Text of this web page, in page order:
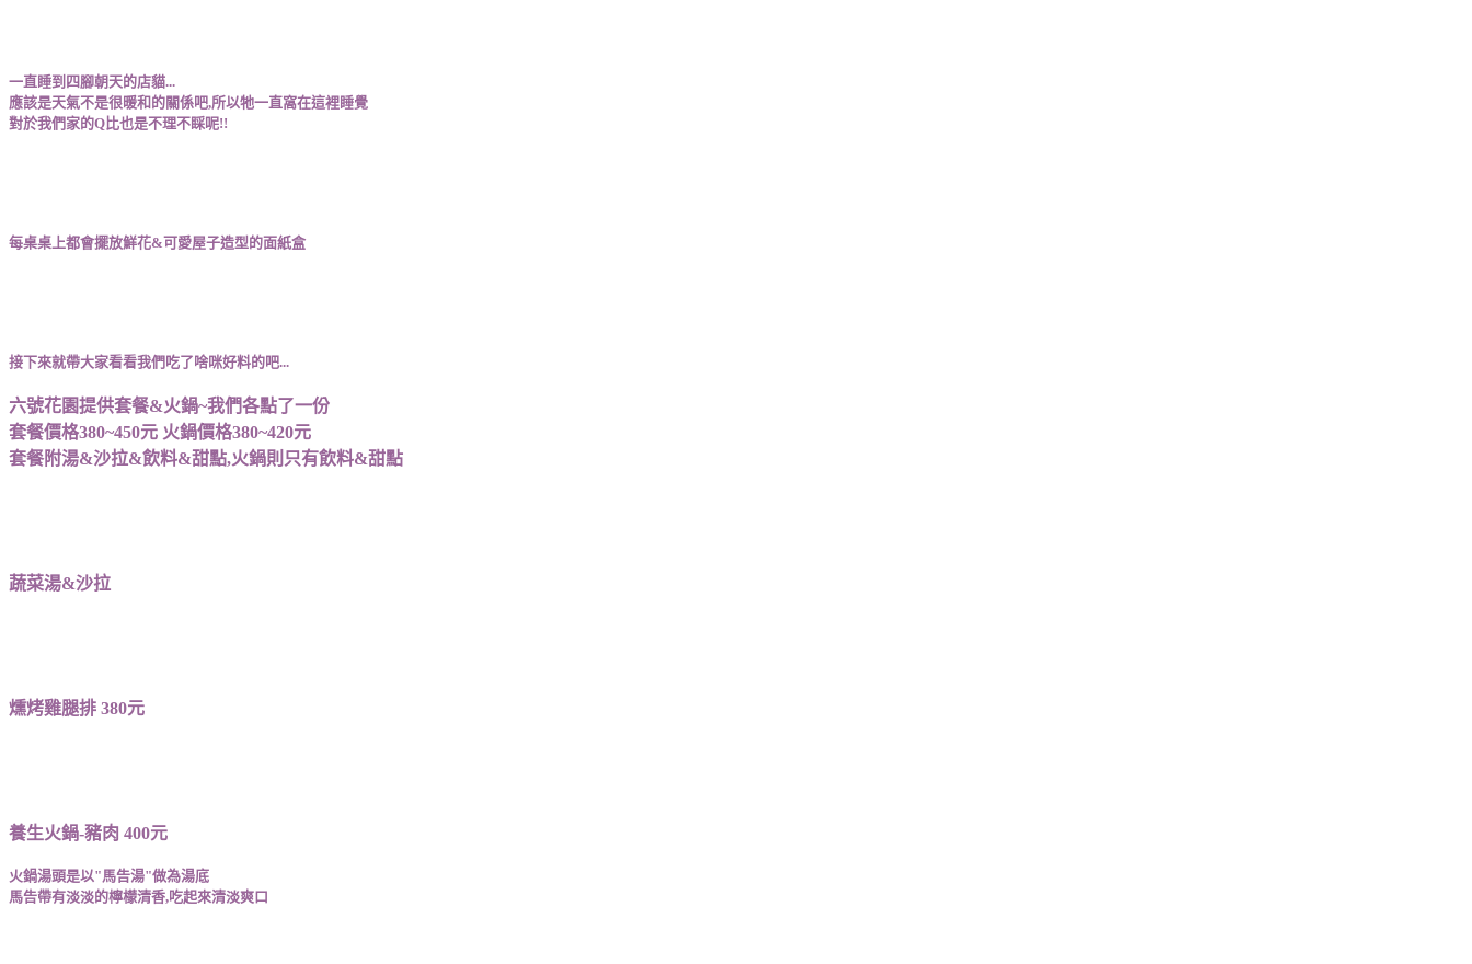
一直睡到四腳朝天的店貓...
應該是天氣不是很暖和的關係吧,所以牠一直窩在這裡睡覺
對於我們家的Q比也是不理不睬呢!!
每桌桌上都會擺放鮮花&可愛屋子造型的面紙盒
接下來就帶大家看看我們吃了啥咪好料的吧...
六號花園提供套餐&火鍋~我們各點了一份
套餐價格380~450元 火鍋價格380~420元
套餐附湯&沙拉&飲料&甜點,火鍋則只有飲料&甜點
蔬菜湯&沙拉
燻烤雞腿排 380元
養生火鍋-豬肉 400元
火鍋湯頭是以"馬告湯"做為湯底
馬告帶有淡淡的檸檬清香,吃起來清淡爽口